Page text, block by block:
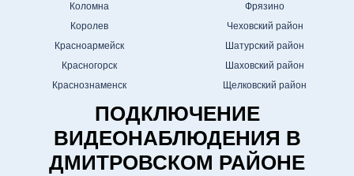
Коломна
Королев
Красноармейск
Красногорск
Краснознаменск
Фрязино
Чеховский район
Шатурский район
Шаховский район
Щелковский район
ПОДКЛЮЧЕНИЕ
ВИДЕОНАБЛЮДЕНИЯ В
ДМИТРОВСКОМ РАЙОНЕ